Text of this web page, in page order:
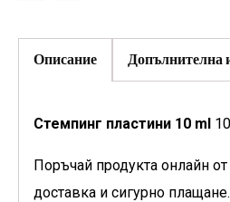
Описание Допълнителна
Стемпинг пластини 10 ml
Поръчай продукта онлайн
доставка и сигурно плащане.